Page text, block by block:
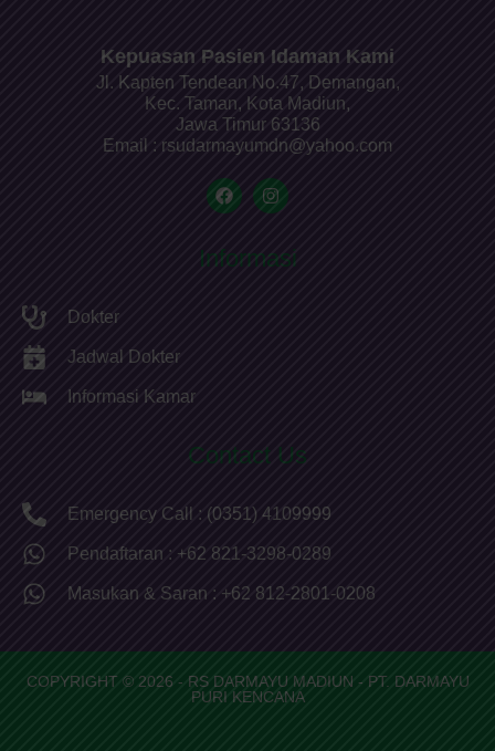
Kepuasan Pasien Idaman Kami
Jl. Kapten Tendean No.47, Demangan,
Kec. Taman, Kota Madiun,
Jawa Timur 63136
Email : rsudarmayumdn@yahoo.com
Informasi
Dokter
Jadwal Dokter
Informasi Kamar
Contact Us
Emergency Call : (0351) 4109999
Pendaftaran : +62 821-3298-0289
Masukan & Saran : +62 812-2801-0208
COPYRIGHT © 2026 - RS DARMAYU MADIUN - PT. DARMAYU
PURI KENCANA